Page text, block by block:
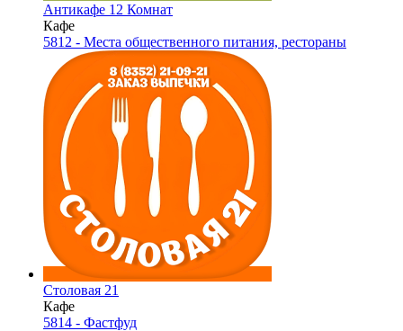
Антикафе 12 Комнат
Кафе
5812 - Места общественного питания, рестораны
Столовая 21
Кафе
5814 - Фастфуд